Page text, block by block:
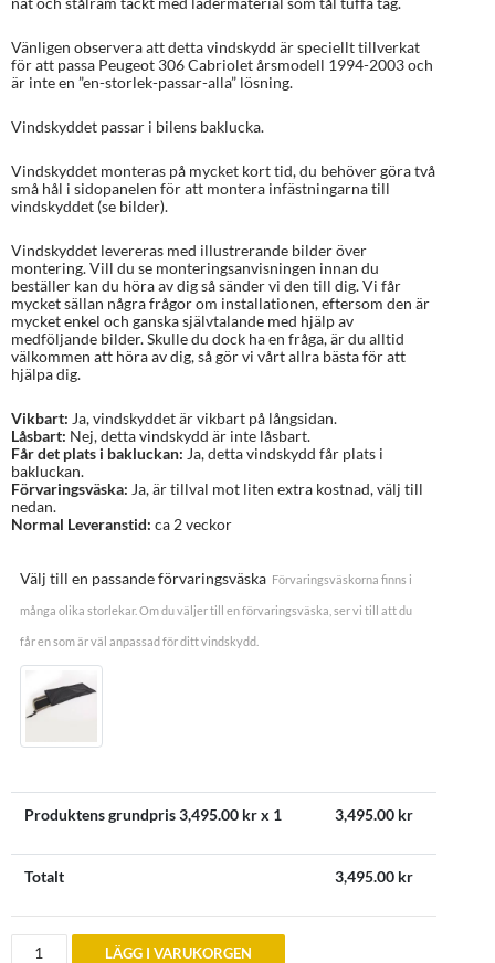
Vänligen observera att detta vindskydd är speciellt tillverkat
för att passa Peugeot 306 Cabriolet årsmodell 1994-2003 och
är inte en ”en-storlek-passar-alla” lösning.
Vindskyddet passar i bilens baklucka.
Vindskyddet monteras på mycket kort tid, du behöver göra två
små hål i sidopanelen för att montera infästningarna till
vindskyddet (se bilder).
Vindskyddet levereras med illustrerande bilder över
montering. Vill du se monteringsanvisningen innan du
beställer kan du höra av dig så sänder vi den till dig. Vi får
mycket sällan några frågor om installationen, eftersom den är
mycket enkel och ganska självtalande med hjälp av
medföljande bilder. Skulle du dock ha en fråga, är du alltid
välkommen att höra av dig, så gör vi vårt allra bästa för att
hjälpa dig.
Vikbart: Ja, vindskyddet är vikbart på långsidan.
Låsbart: Nej, detta vindskydd är inte låsbart.
Får det plats i bakluckan: Ja, detta vindskydd får plats i
bakluckan.
Förvaringsväska: Ja, är tillval mot liten extra kostnad, välj till
nedan.
Normal Leveranstid: ca 2 veckor
Välj till en passande förvaringsväska Förvaringsväskorna finns i
många olika storlekar. Om du väljer till en förvaringsväska, ser vi till att du
får en som är väl anpassad för ditt vindskydd.
Produktens grundpris3,495.00 kr x 1 3,495.00 kr
Totalt 3,495.00 kr
Vindskydd
LÄGG I VARUKORGEN